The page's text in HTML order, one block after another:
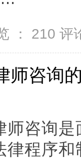
： 210 评
师咨询
师咨询
律程序